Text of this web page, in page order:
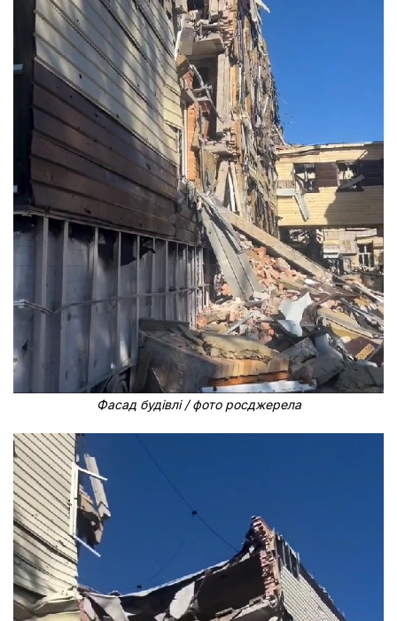
Фасад будівлі / фото росджерела